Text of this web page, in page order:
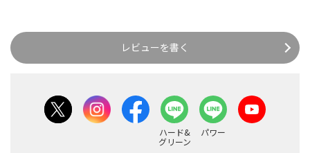
レビューを書く
ハード&
グリーン
パワー